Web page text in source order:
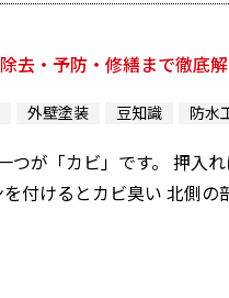
去・予防・修繕まで徹底
外壁塗装 豆知識 防水
が「カビ」です。 押入
付けるとカビ臭い 北側